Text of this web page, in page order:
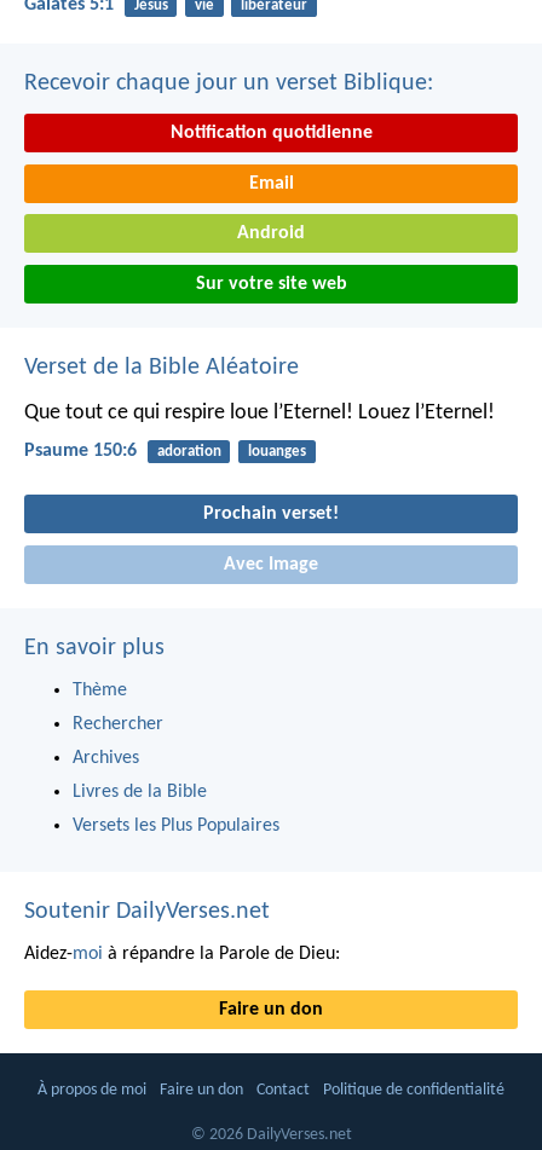
Galates 5:1 Jésus vie libérateur
Recevoir chaque jour un verset Biblique:
Notification quotidienne
Email
Android
Sur votre site web
Verset de la Bible Aléatoire
Que tout ce qui respire loue l’Eternel! Louez l’Eternel!
Psaume 150:6 adoration louanges
Prochain verset!
Avec Image
En savoir plus
Thème
Rechercher
Archives
Livres de la Bible
Versets les Plus Populaires
Soutenir DailyVerses.net
Aidez-moi à répandre la Parole de Dieu:
Faire un don
À propos de moi Faire un don Contact Politique de confidentialité
© 2026 DailyVerses.net